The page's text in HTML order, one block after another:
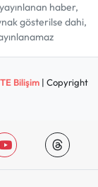
haber,
gösterilse dahi,
TE Bilişim| Copyright